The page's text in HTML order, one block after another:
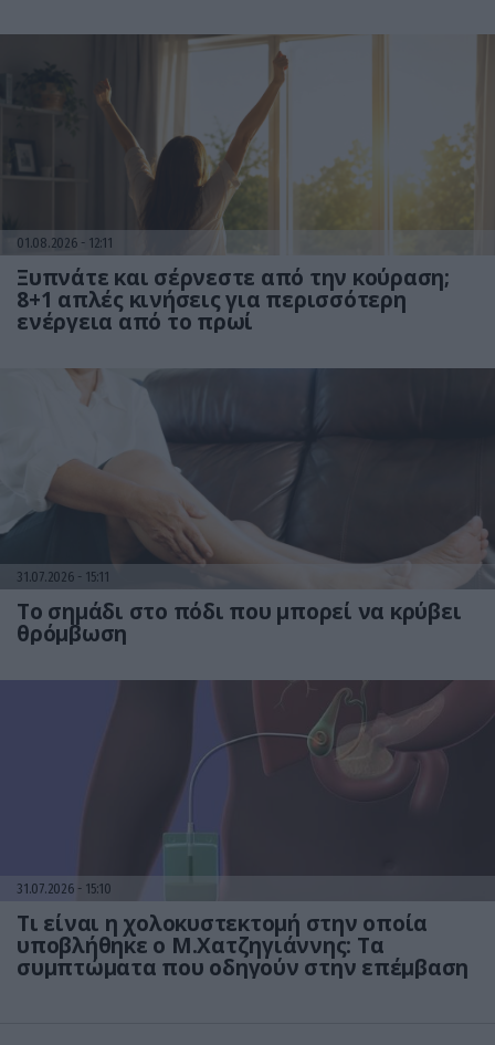
01.08.2026 12:11
Ξυπνάτε και σέρνεστε από την κούραση;
8+1 απλές κινήσεις για περισσότερη
ενέργεια από το πρωί
31.07.2026 15:11
Το σημάδι στο πόδι που μπορεί να κρύβει
θρόμβωση
31.07.2026 15:10
Τι είναι η χολοκυστεκτομή στην οποία
υποβλήθηκε ο Μ.Χατζηγιάννης: Tα
συμπτώματα που οδηγούν στην επέμβαση